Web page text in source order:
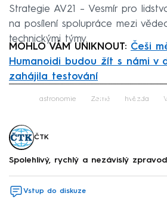
Strategie AV21 – Vesmír pro
na posílení spolupráce mezi
technickými týmy.
MOHLO VÁM UNIKNOUT: Češi
Humanoidi budou žít s námi v
zahájila testování
Failed to
astronomie Země hvězda
ČTK
Spolehlivý, rychlý a nezávislý
Vstup do diskuze